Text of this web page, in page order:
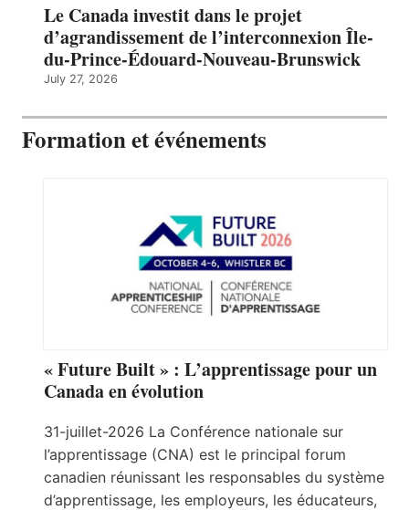
Le Canada investit dans le projet
d’agrandissement de l’interconnexion Île-
du-Prince-Édouard-Nouveau-Brunswick
July 27, 2026
Formation et événements
« Future Built » : L’apprentissage pour un
Canada en évolution
31-juillet-2026 La Conférence nationale sur
l’apprentissage (CNA) est le principal forum
canadien réunissant les responsables du système
d’apprentissage, les employeurs, les éducateurs,